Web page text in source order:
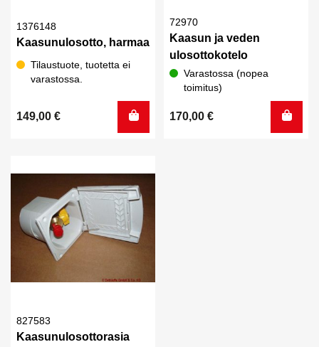
1376148
Kaasunulosotto, harmaa
Tilaustuote, tuotetta ei
varastossa.
149,00 €
72970
Kaasun ja veden
ulosottokotelo
Varastossa (nopea
toimitus)
170,00 €
827583
Kaasunulosottorasia